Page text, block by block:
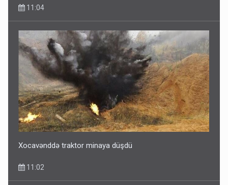
11:04
Xocavənddə traktor minaya düşdü
11:02